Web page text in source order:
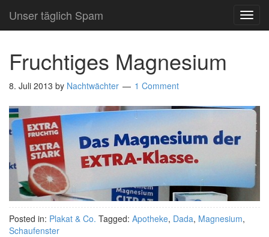
Unser täglich Spam
Fruchtiges Magnesium
8. Juli 2013 by Nachtwächter 1 Comment
Posted in: Plakat & Co. Tagged: Apotheke, Dada, Magnesium,
Schaufenster